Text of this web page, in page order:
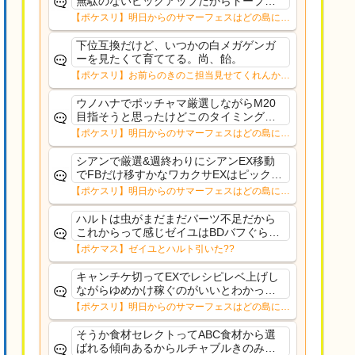
わルチャブルもそこまでな性能っぽいし
安心していける
【ポケスリ】明日からのサマーフェスはどの島に行
く？？12日㈬からはNMD
下位互換だけど、いつかの白メガゲンガ
ーを見たくて育ててる。尚、飴。
【ポケスリ】お前らのきのこ担当見せてくれんか…
ウノハナでポッチャマ厳選しながらM20
目指そうと思ったけどこのタイミングで
目指す意味もないことに気づいたそれな
ら10%デバフ受け入れてもリサexゆめか
け集めつつFB配れるワカクサEXの方がい
いかな〜
【ポケスリ】明日からのサマーフェスはどの島に行
く？？12日㈬からはNMD
シアンで厳選&週終わりにシアンEX移動
でFBだけ移すかなワカクサEXはピックア
ップ出てくる確率低すぎるルチャブルも
食材セレクトでそんなガチ性能でもない
からラピス行くほどでもないし
【ポケスリ】明日からのサマーフェスはどの島に行
く？？12日㈬からはNMD
ハルトは虫がまだまだパーツ不足だから
これからって感じゼイユはBDバフぐらい
技1で配れるようにしてほしかった
【ポケマス】ゼイユとハルト引いた??
キャンチケ切ってEXでレシピレベ上げし
ながらゆめかけ稼ぐのがいいとわかって
るのだが、ルチャルブルごときに切るよ
りデカヌチャン(きのバ)に期待してゆった
りトープ
【ポケスリ】明日からのサマーフェスはどの島に行
く？？12日㈬からはNMD
そうか食材セレクトってABC食材から選
ばれる傾向あるからルチャブルきのみ得